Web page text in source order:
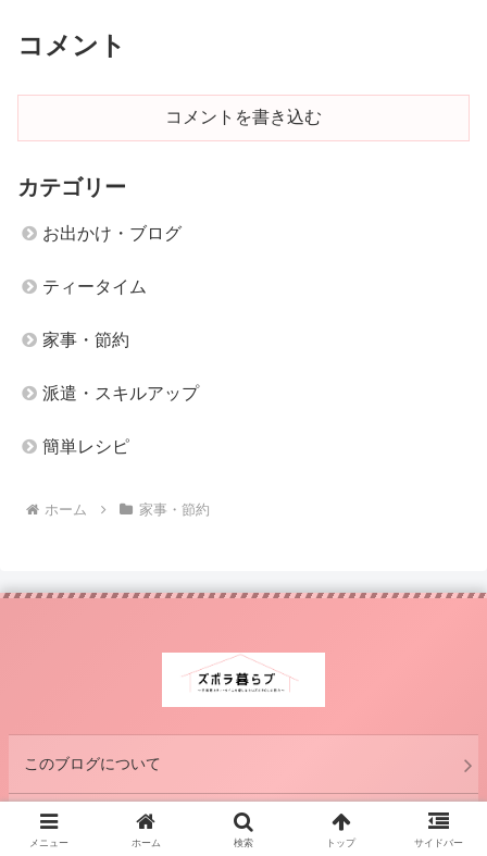
コメント
コメントを書き込む
カテゴリー
お出かけ・ブログ
ティータイム
家事・節約
派遣・スキルアップ
簡単レシピ
ホーム 家事・節約
このブログについて
お問い合わせ
メニュー ホーム 検索 トップ サイドバー